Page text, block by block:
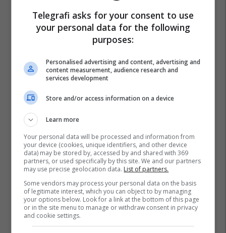
Promo Reklamo këtu
Telegrafi asks for your consent to use
your personal data for the following
purposes:
Personalised advertising and content, advertising and
content measurement, audience research and
services development
Store and/or access information on a device
Learn more
Your personal data will be processed and information from
your device (cookies, unique identifiers, and other device
data) may be stored by, accessed by and shared with 369
partners, or used specifically by this site. We and our partners
may use precise geolocation data. List of partners.
Some vendors may process your personal data on the basis
of legitimate interest, which you can object to by managing
your options below. Look for a link at the bottom of this page
or in the site menu to manage or withdraw consent in privacy
and cookie settings.